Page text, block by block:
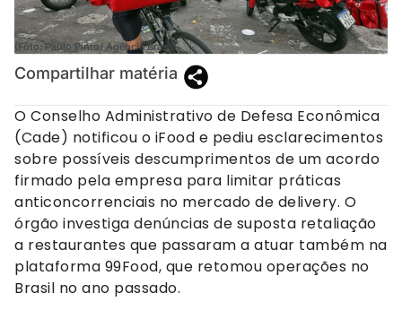
(Foto: Paulo Pinto/ Agência Brasil).
Compartilhar matéria
O Conselho Administrativo de Defesa Econômica
(Cade) notificou o iFood e pediu esclarecimentos
sobre possíveis descumprimentos de um acordo
firmado pela empresa para limitar práticas
anticoncorrenciais no mercado de delivery. O
órgão investiga denúncias de suposta retaliação
a restaurantes que passaram a atuar também na
plataforma 99Food, que retomou operações no
Brasil no ano passado.